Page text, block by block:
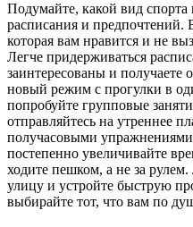
Подумайте, какой вид спорта
расписания и предпочтений.
которая вам нравится и не
Легче придерживаться
заинтересованы и получаете
новый режим с прогулки в
попробуйте групповые
отправляйтесь на утреннее
получасовыми
постепенно увеличивайте
ходите пешком, а не за
улицу и устройте быструю
выбирайте тот, что вам по